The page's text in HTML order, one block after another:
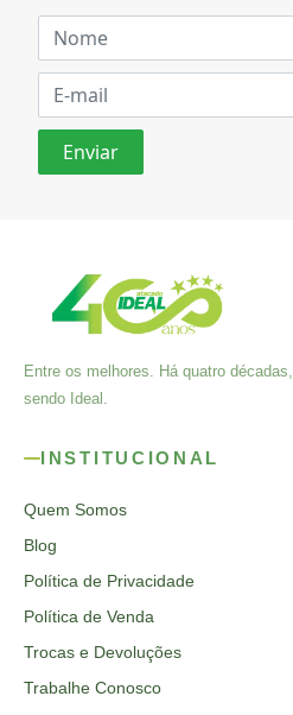
Entre os melhores. Há quatro décadas,
sendo Ideal.
INSTITUCIONAL
Quem Somos
Blog
Política de Privacidade
Política de Venda
Trocas e Devoluções
Trabalhe Conosco